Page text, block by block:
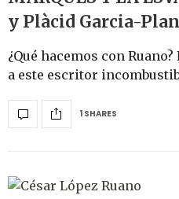
y Plàcid Garcia-
¿Qué hacemos con
a este escritor
1 SHARES